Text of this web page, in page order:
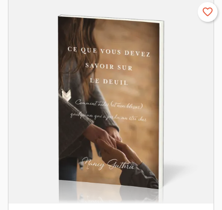
favorite_border